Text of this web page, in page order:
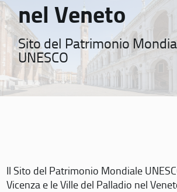
nel Veneto
Sito del Patrimonio
UNESCO
Il Sito del Patrimonio Mondiale
Vicenza e le Ville del Palladio nel